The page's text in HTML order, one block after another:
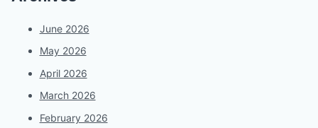
June 2026
May 2026
April 2026
March 2026
February 2026